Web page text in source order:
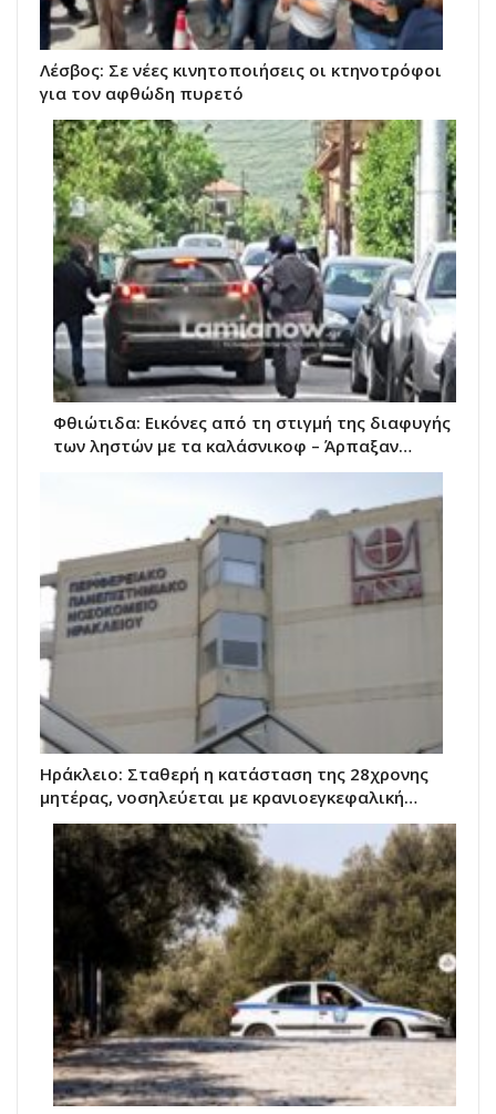
Λέσβος: Σε νέες κινητοποιήσεις οι κτηνοτρόφοι
για τον αφθώδη πυρετό
Φθιώτιδα: Εικόνες από τη στιγμή της διαφυγής
των ληστών με τα καλάσνικοφ – Άρπαξαν…
Ηράκλειο: Σταθερή η κατάσταση της 28χρονης
μητέρας, νοσηλεύεται με κρανιοεγκεφαλική…